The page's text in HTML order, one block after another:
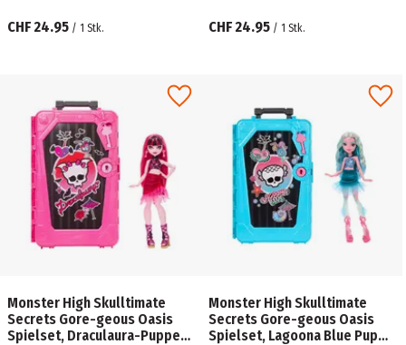
CHF 24.95 / 1 Stk.
Zubehörteilen
CHF 24.95 / 1 Stk.
Monster High Skulltimate
Secrets Gore-geous Oasis
Spielset, Draculaura-Puppe
Monster High Skulltimate
Secrets Gore-geous Oasis
Spielset, Lagoona Blue Puppe